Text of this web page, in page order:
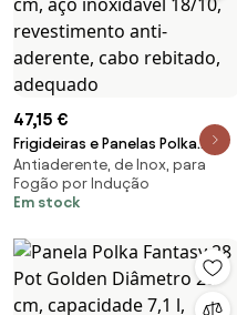
47,15 €
Frigideiras e Panelas Polka
Classy 20-24 Bucket Set Steel
Diâmetro 20-24 cm, aço
inoxidável 18/10, revestimento
adequado
Antiaderente, de Inox, para
Fogão por Indução
Em stock